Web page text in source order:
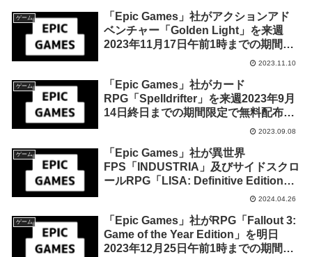
ゲーム
「Epic Games」社がアクションアド
ベンチャー「Golden Light」を来週
2023年11月17日午前1時までの期間限
2023.11.10
ゲーム
「Epic Games」社がカード
RPG「Spelldrifter」を来週2023年9月
14日終日までの期間限定で無料配布を
2023.09.08
ゲーム
「Epic Games」社が異世界
FPS「INDUSTRIA」及びサイドスクロ
ールRPG「LISA: Definitive Edition」
を来週2024年5月2日終日までの期間限
2024.04.26
ゲーム
「Epic Games」社がRPG「Fallout 3:
Game of the Year Edition」を明日
2023年12月25日午前1時までの期間限